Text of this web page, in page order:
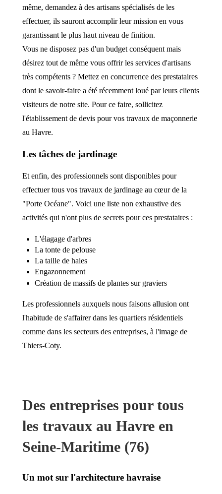
même, demandez à des artisans spécialisés de les
effectuer, ils sauront accomplir leur mission en vous
garantissant le plus haut niveau de finition.
Vous ne disposez pas d'un budget conséquent mais
désirez tout de même vous offrir les services d'artisans
très compétents ? Mettez en concurrence des prestataires
dont le savoir-faire a été récemment loué par leurs clients
visiteurs de notre site. Pour ce faire, sollicitez
l'établissement de devis pour vos travaux de maçonnerie
au Havre.
Les tâches de jardinage
Et enfin, des professionnels sont disponibles pour
effectuer tous vos travaux de jardinage au cœur de la
"Porte Océane". Voici une liste non exhaustive des
activités qui n'ont plus de secrets pour ces prestataires :
L'élagage d'arbres
La tonte de pelouse
La taille de haies
Engazonnement
Création de massifs de plantes sur graviers
Les professionnels auxquels nous faisons allusion ont
l'habitude de s'affairer dans les quartiers résidentiels
comme dans les secteurs des entreprises, à l'image de
Thiers-Coty.
Des entreprises pour tous
les travaux au Havre en
Seine-Maritime (76)
Un mot sur l'architecture havraise